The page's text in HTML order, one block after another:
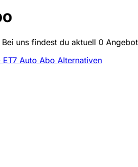
uns findest du aktuell 0
ET7 Auto Abo Alternativen